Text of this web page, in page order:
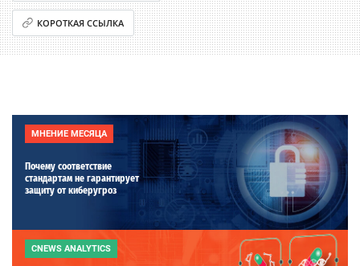
КОРОТКАЯ ССЫЛКА
МНЕНИЕ МЕСЯЦА
Почему соответствие
стандартам не гарантирует
защиту от киберугроз
CNEWS ANALYTICS